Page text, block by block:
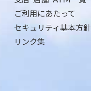
ご利用にあたって
セキュリティ基本方針
リンク集